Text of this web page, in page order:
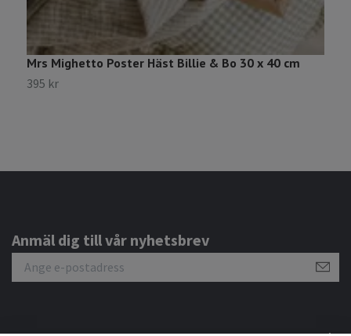
Mrs Mighetto Poster Häst Billie & Bo 30 x 40 cm
395 kr
Anmäl dig till vår nyhetsbrev